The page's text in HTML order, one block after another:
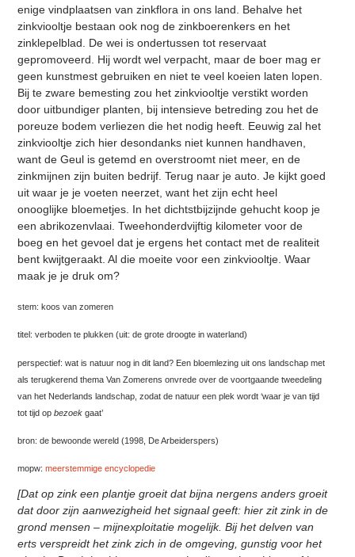
enige vindplaatsen van zinkflora in ons land. Behalve het
zinkviooltje bestaan ook nog de zinkboerenkers en het
zinklepelblad. De wei is ondertussen tot reservaat
gepromoveerd. Hij wordt wel verpacht, maar de boer mag er
geen kunstmest gebruiken en niet te veel koeien laten lopen.
Bij te zware bemesting zou het zinkviooltje verstikt worden
door uitbundiger planten, bij intensieve betreding zou het de
poreuze bodem verliezen die het nodig heeft. Eeuwig zal het
zinkviooltje zich hier desondanks niet kunnen handhaven,
want de Geul is getemd en overstroomt niet meer, en de
zinkmijnen zijn buiten bedrijf. Terug naar je auto. Je kijkt goed
uit waar je je voeten neerzet, want het zijn echt heel
onooglijke bloemetjes. In het dichtstbijzijnde gehucht koop je
een abrikozenvlaai. Tweehonderdvijftig kilometer voor de
boeg en het gevoel dat je ergens het contact met de realiteit
bent kwijtgeraakt. Al die moeite voor een zinkviooltje. Waar
maak je je druk om?
stem: koos van zomeren
titel: verboden te plukken (uit: de grote droogte in waterland)
perspectief: wat is natuur nog in dit land? Een bloemlezing uit ons landschap met
als terugkerend thema Van Zomerens onvrede over de voortgaande tweedeling
van het Nederlands landschap, zodat de natuur een plek wordt ‘waar je van tijd
tot tijd opbezoek gaat’
bron: de bewoonde wereld (1998, De Arbeiderspers)
mopw:meerstemmige encyclopedie
[Dat op zink een plantje groeit dat bijna nergens anders groeit
dat door zijn aanwezigheid het signaal geeft: hier zit zink in de
grond mensen – mijnexploitatie mogelijk. Bij het delven van
erts verspreidt het zink zich in de omgeving, gunstig voor het